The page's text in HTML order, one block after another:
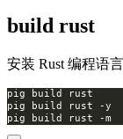
build rust
安装 Rust 编程语
pig
pig build
pig build